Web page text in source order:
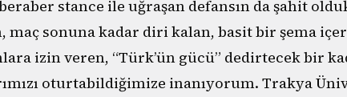
stance ile uğraşan defansın da şahit
maç sonuna kadar diri kalan, basit bir şema
izin veren, “Türk’ün gücü” dedirtecek bir
oturtabildiğimize inanıyorum. Trakya